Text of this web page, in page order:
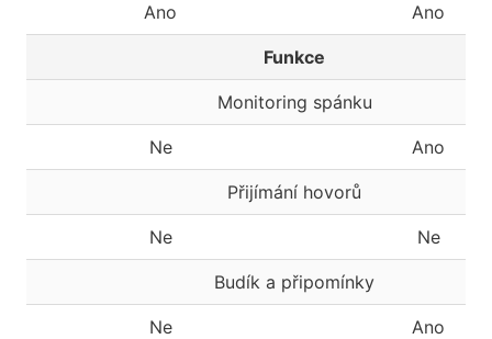
Ano Ano
Funkce
Monitoring spánku
Ne Ano
Přijímání hovorů
Ne Ne
Budík a připomínky
Ne Ano